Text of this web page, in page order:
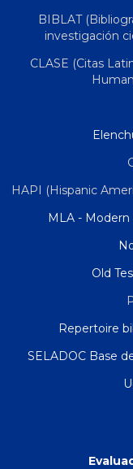
BIBLAT
investigación
CLASE (Citas
HAPI (Hispanic
MLA -
Old
Repertoire
SELADOC Base